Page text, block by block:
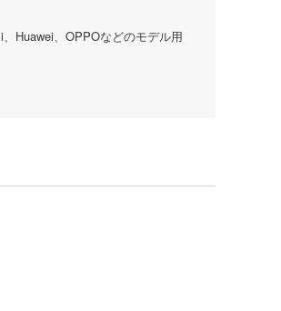
Huawei、OPPOなどのモデル用